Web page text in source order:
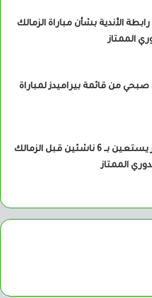
الأندية بشأن مباراة الزمالك
الممتاز
من قائمة بيراميدز لمباراة
بالأسماء..جوميز يستعين بــ 6 ناشئين قبل الزمالك
الممتاز